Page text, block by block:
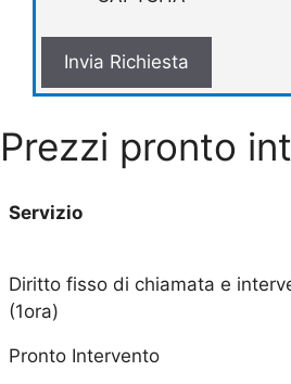
Prezzi pronto
Servizio
Diritto fisso di chiamata e
(1ora)
Pronto Intervento